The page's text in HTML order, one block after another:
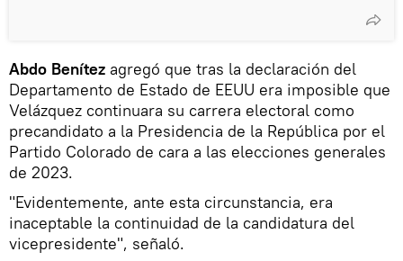
Abdo Benítez agregó que tras la declaración del
Departamento de Estado de EEUU era imposible que
Velázquez continuara su carrera electoral como
precandidato a la Presidencia de la República por el
Partido Colorado de cara a las elecciones generales
de 2023.
"Evidentemente, ante esta circunstancia, era
inaceptable la continuidad de la candidatura del
vicepresidente", señaló.